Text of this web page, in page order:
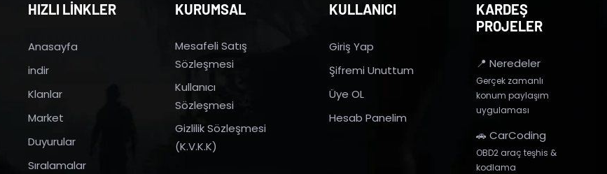
HIZLI LİNKLER
Anasayfa
indir
Klanlar
Market
Duyurular
Sıralamalar
KURUMSAL
Mesafeli Satış
Sözleşmesi
Kullanıcı
Sözleşmesi
Gizlilik Sözleşmesi
(K.V.K.K)
KULLANICI
Giriş Yap
Şifremi Unuttum
Üye OL
Hesab Panelim
KARDEŞ
PROJELER
📍 Neredeler
Gerçek zamanlı
konum paylaşım
uygulaması
🚗 CarCoding
OBD2 araç teşhis &
kodlama